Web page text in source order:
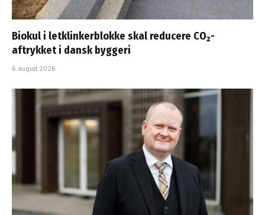
Biokul i letklinkerblokke skal reducere CO₂-
aftrykket i dansk byggeri
6. august 2026